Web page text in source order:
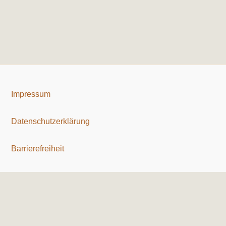
Impressum
Datenschutzerklärung
Barrierefreiheit